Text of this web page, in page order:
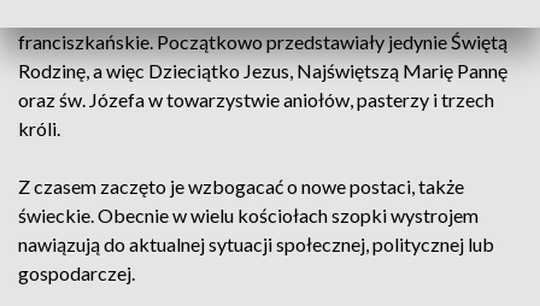
franciszkańskie. Początkowo przedstawiały jedynie Świętą
Rodzinę, a więc Dzieciątko Jezus, Najświętszą Marię Pannę
oraz św. Józefa w towarzystwie aniołów, pasterzy i trzech
króli.
Z czasem zaczęto je wzbogacać o nowe postaci, także
świeckie. Obecnie w wielu kościołach szopki wystrojem
nawiązują do aktualnej sytuacji społecznej, politycznej lub
gospodarczej.